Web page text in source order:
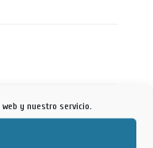
y nuestro servicio.